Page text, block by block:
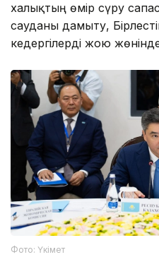
халықтың өмір сүру
сауданы дамыту,
кедергілерді жою
Фото: Үкімет